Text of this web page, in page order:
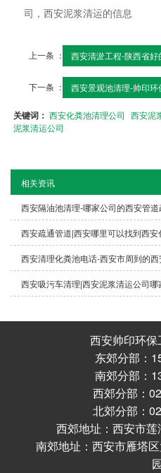
司，西安泥浆清运的信息
上一条 ： 西安清淤工程-陕西省好
下一条 ： 西安景观池清理-帅印环
关键词：西安化粪池清理公司 西安泥
泥浆清运公司
相关资讯
西安隔油池清理-哪家公司的西安管
西安疏通管道|西安哪里可以找到西安
西安清理化粪池电话-西安市周到的
西安吸污车清理|西安泥浆清运公司哪
西安帅印环保
东郊分部：
南郊分部：
西郊分部：
北郊分部：
西郊地址：西安市
南郊地址：西安市雁塔